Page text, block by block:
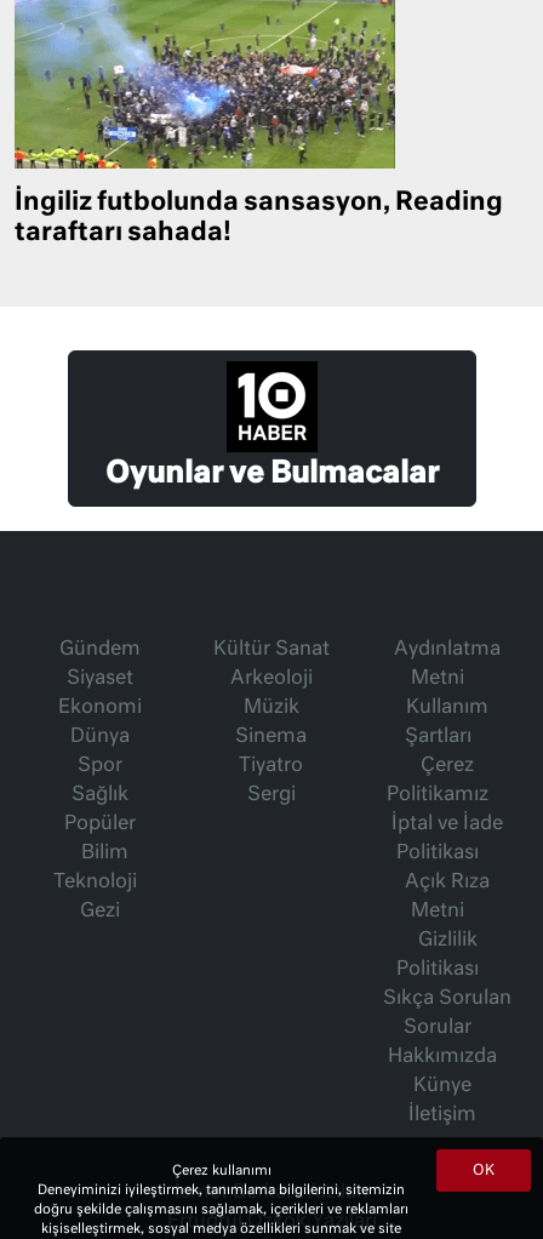
İngiliz futbolunda sansasyon, Reading
taraftarı sahada!
Oyunlar ve Bulmacalar
Gündem
Siyaset
Ekonomi
Dünya
Spor
Sağlık
Popüler
Bilim
Teknoloji
Gezi
Kültür Sanat
Arkeoloji
Müzik
Sinema
Tiyatro
Sergi
Aydınlatma
Metni
Kullanım
Şartları
Çerez
Politikamız
İptal ve İade
Politikası
Açık Rıza
Metni
Gizlilik
Politikası
Sıkça Sorulan
Sorular
Hakkımızda
Künye
İletişim
İsmet Berkan Yazıları
Ertuğrul Özkök Yazıları
OK
Çerez kullanımı
Deneyiminizi iyileştirmek, tanımlama bilgilerini, sitemizin
doğru şekilde çalışmasını sağlamak, içerikleri ve reklamları
kişiselleştirmek, sosyal medya özellikleri sunmak ve site